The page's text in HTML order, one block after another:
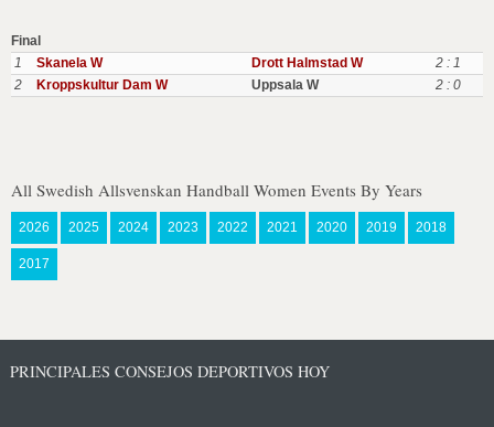
Final
1
Skanela W Drott Halmstad W
2 : 1
2
Kroppskultur Dam W Uppsala W 2 : 0
All Swedish Allsvenskan Handball Women Events By Years
2026 2025 2024 2023 2022 2021 2020 2019 2018
2017
PRINCIPALES CONSEJOS DEPORTIVOS HOY